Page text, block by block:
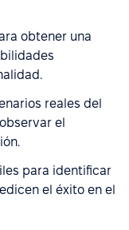
obtener una
reales del
el
para identificar
el éxito en el